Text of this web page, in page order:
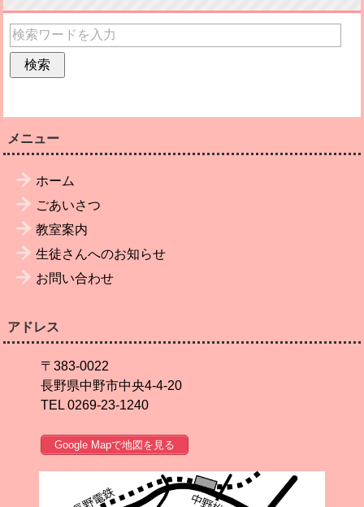
メニュー
ホーム
ごあいさつ
教室案内
生徒さんへのお知らせ
お問い合わせ
アドレス
〒383-0022
長野県中野市中央4-4-20
TEL 0269-23-1240
Google Mapで地図を見る